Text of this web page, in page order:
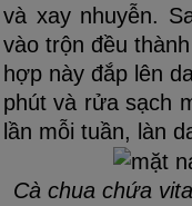
và xay nhuyễn.
vào trộn đều
hợp này đắp lên
phút và rửa sạch
lần mỗi tuần, làn
Cà chua chứa